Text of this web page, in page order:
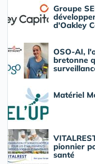
Groupe
d'Oakley
OSO-AI,
bretonne
Matériel
pionnier
santé